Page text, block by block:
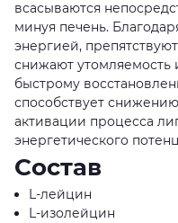
всасываются
минуя печень.
энергией,
снижают утомляемость
быстрому
способствует
активации процесса
энергетического
Состав
L-лейцин
L-изолейцин